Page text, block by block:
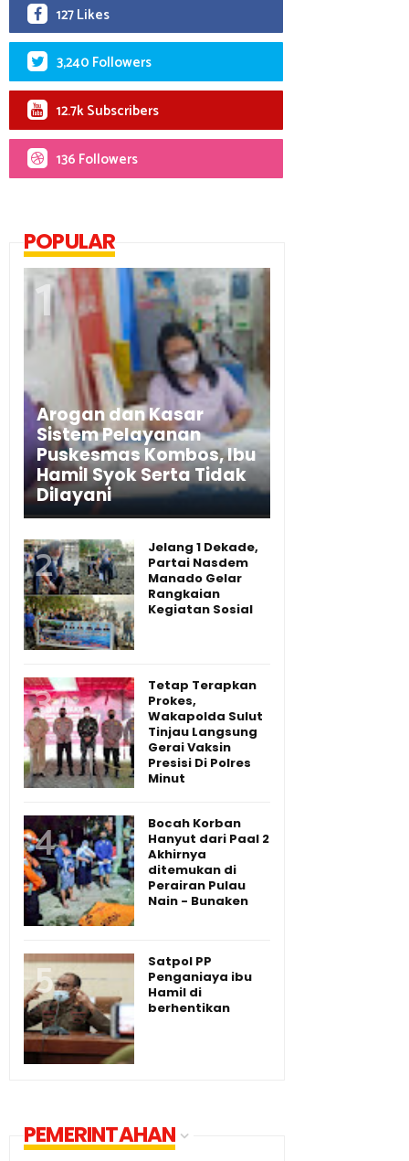
127 Likes
3,240 Followers
12.7k Subscribers
136 Followers
POPULAR
Arogan dan Kasar
Sistem Pelayanan
Puskesmas Kombos, Ibu
Hamil Syok Serta Tidak
Dilayani
Jelang 1 Dekade,
Partai Nasdem
Manado Gelar
Rangkaian
Kegiatan Sosial
Tetap Terapkan
Prokes,
Wakapolda Sulut
Tinjau Langsung
Gerai Vaksin
Presisi Di Polres
Minut
Bocah Korban
Hanyut dari Paal 2
Akhirnya
ditemukan di
Perairan Pulau
Nain - Bunaken
Satpol PP
Penganiaya ibu
Hamil di
berhentikan
PEMERINTAHAN